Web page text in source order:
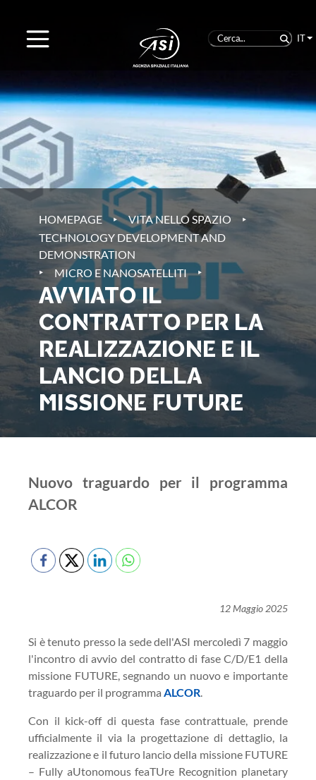
IT
HOMEPAGE ‣ VITA NELLO SPAZIO ‣
TECHNOLOGY DEVELOPMENT AND
DEMONSTRATION
‣ MICRO E NANOSATELLITI ‣
AVVIATO IL
CONTRATTO PER LA
REALIZZAZIONE E IL
LANCIO DELLA
MISSIONE FUTURE
Nuovo traguardo per il programma
ALCOR
12 Maggio 2025
Si è tenuto presso la sede dell'ASI mercoledì 7 maggio
l'incontro di avvio del contratto di fase C/D/E1 della
missione FUTURE, segnando un nuovo e importante
traguardo per il programma ALCOR.
Con il kick-off di questa fase contrattuale, prende
ufficialmente il via la progettazione di dettaglio, la
realizzazione e il futuro lancio della missione FUTURE
– Fully aUtonomous feaTUre Recognition planetary